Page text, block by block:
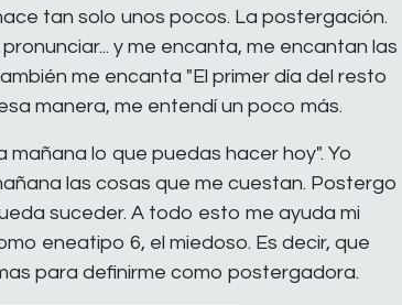
tan solo unos pocos. La postergación.
y me encanta, me encantan las
me encanta "El primer día del resto
manera, me entendí un poco más.
lo que puedas hacer hoy". Yo
las cosas que me cuestan. Postergo
suceder. A todo esto me ayuda mi
eneatipo 6, el miedoso. Es decir, que
para definirme como postergadora.